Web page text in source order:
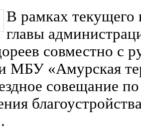
В рамках текущего
главы
совместно с
МБУ «Амурская
совещание